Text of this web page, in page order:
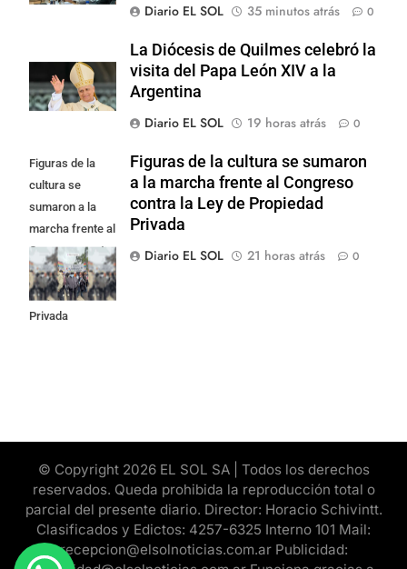
Diario EL SOL
35 minutos atrás 0
La Diócesis de Quilmes celebró la
visita del Papa León XIV a la
Argentina
Diario EL SOL
19 horas atrás 0
Figuras de la
cultura se
sumaron a la
marcha frente al
Congreso contra
la Ley de
Propiedad
Privada
Figuras de la cultura se sumaron
a la marcha frente al Congreso
contra la Ley de Propiedad
Privada
Diario EL SOL
21 horas atrás 0
© Copyright 2026 EL SOL SA | Todos los derechos
reservados. Queda prohibida la reproducción total o
parcial del presente diario. Director: Horacio Schivintt.
Clasificados y Edictos: 4257-6325 Interno 101 Mail:
recepcion@elsolnoticias.com.ar Publicidad: